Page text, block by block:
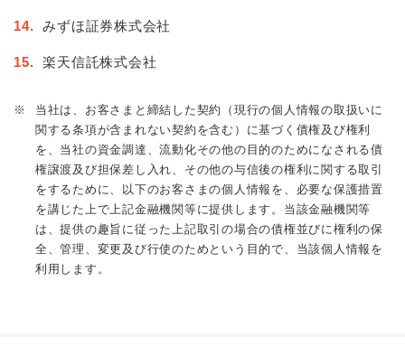
14. みずほ証券株式会社
15. 楽天信託株式会社
※
当社は、お客さまと締結した契約（現行の個人情報の取扱いに
関する条項が含まれない契約を含む）に基づく債権及び権利
を、当社の資金調達、流動化その他の目的のためになされる債
権譲渡及び担保差し入れ、その他の与信後の権利に関する取引
をするために、以下のお客さまの個人情報を、必要な保護措置
を講じた上で上記金融機関等に提供します。当該金融機関等
は、提供の趣旨に従った上記取引の場合の債権並びに権利の保
全、管理、変更及び行使のためという目的で、当該個人情報を
利用します。